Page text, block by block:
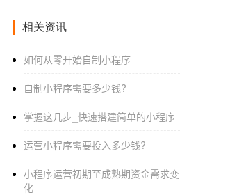
相关资讯
如何从零开始自制小程序‌
自制小程序需要多少钱?
掌握这几步_快速搭建简单的小程序‌
运营小程序需要投入多少钱?
小程序运营初期至成熟期资金需求变
化